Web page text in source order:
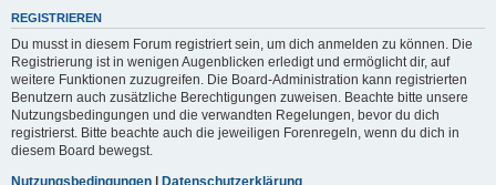
REGISTRIEREN
Du musst in diesem Forum registriert sein, um dich anmelden zu können. Die
Registrierung ist in wenigen Augenblicken erledigt und ermöglicht dir, auf
weitere Funktionen zuzugreifen. Die Board-Administration kann registrierten
Benutzern auch zusätzliche Berechtigungen zuweisen. Beachte bitte unsere
Nutzungsbedingungen und die verwandten Regelungen, bevor du dich
registrierst. Bitte beachte auch die jeweiligen Forenregeln, wenn du dich in
diesem Board bewegst.
Nutzungsbedingungen | Datenschutzerklärung